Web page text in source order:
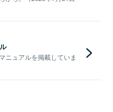
ニュアルを掲載していま